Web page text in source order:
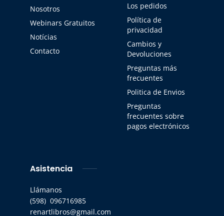
Nosotros
Webinars Gratuitos
Notícias
Contacto
Los pedidos
Política de
privacidad
Cambios y
Devoluciones
Preguntas más
frecuentes
Politica de Envios
Preguntas
frecuentes sobre
pagos electrónicos
Asistencia
Llámanos
(598) 096716985
renartlibros@gmail.com